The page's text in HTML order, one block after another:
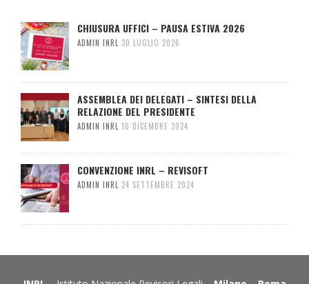
CHIUSURA UFFICI – PAUSA ESTIVA 2026
ADMIN INRL 30 LUGLIO 2026
ASSEMBLEA DEI DELEGATI – SINTESI DELLA
RELAZIONE DEL PRESIDENTE
ADMIN INRL 16 DICEMBRE 2024
CONVENZIONE INRL – REVISOFT
ADMIN INRL 24 SETTEMBRE 2024